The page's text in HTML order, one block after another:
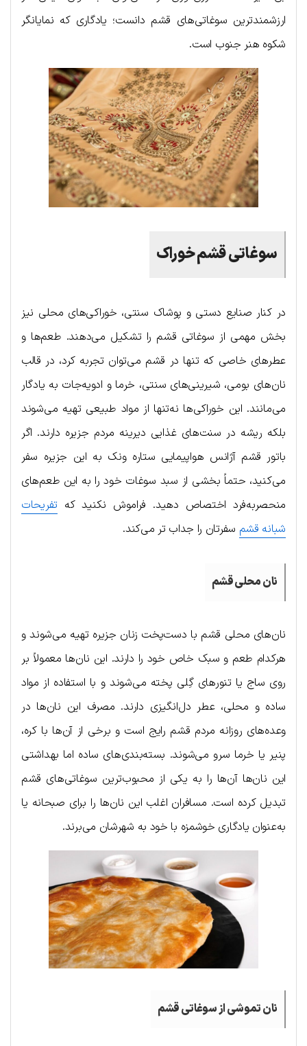
ارزشمندترین سوغاتی‌های قشم دانست؛ یادگاری که نمایانگر
شکوه هنر جنوب است.
سوغاتی قشم خوراک
در کنار صنایع دستی و پوشاک سنتی، خوراکی‌های محلی نیز
بخش مهمی از سوغاتی قشم را تشکیل می‌دهند. طعم‌ها و
عطرهای خاصی که تنها در قشم می‌توان تجربه کرد، در قالب
نان‌های بومی، شیرینی‌های سنتی، خرما و ادویه‌جات به یادگار
می‌مانند. این خوراکی‌ها نه‌تنها از مواد طبیعی تهیه می‌شوند
بلکه ریشه در سنت‌های غذایی دیرینه مردم جزیره دارند. اگر
باتور قشم آژانس هواپیمایی ستاره ونک به این جزیره سفر
می‌کنید، حتماً بخشی از سبد سوغات خود را به این طعم‌های
منحصربه‌فرد اختصاص دهید. فراموش نکنید که تفریحات
شبانه قشم سفرتان را جداب تر می‌کند.
نان محلی قشم
نان‌های محلی قشم با دست‌پخت زنان جزیره تهیه می‌شوند و
هرکدام طعم و سبک خاص خود را دارند. این نان‌ها معمولاً بر
روی ساج یا تنورهای گِلی پخته می‌شوند و با استفاده از مواد
ساده و محلی، عطر دل‌انگیزی دارند. مصرف این نان‌ها در
وعده‌های روزانه مردم قشم رایج است و برخی از آن‌ها با کره،
پنیر یا خرما سرو می‌شوند. بسته‌بندی‌های ساده اما بهداشتی
این نان‌ها آن‌ها را به یکی از محبوب‌ترین سوغاتی‌های قشم
تبدیل کرده است. مسافران اغلب این نان‌ها را برای صبحانه یا
به‌عنوان یادگاری خوشمزه با خود به شهرشان می‌برند.
نان تموشیاز سوغاتی قشم